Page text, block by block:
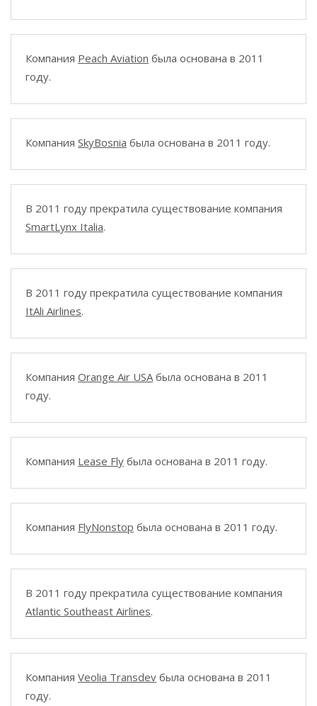
Компания Peach Aviation была основана в 2011
году.
Компания SkyBosnia была основана в 2011 году.
В 2011 году прекратила существование компания
SmartLynx Italia.
В 2011 году прекратила существование компания
ItAli Airlines.
Компания Orange Air USAбыла основана в 2011
году.
Компания Lease Fly была основана в 2011 году.
Компания FlyNonstop была основана в 2011 году.
В 2011 году прекратила существование компания
Atlantic Southeast Airlines.
Компания Veolia Transdev была основана в 2011
году.